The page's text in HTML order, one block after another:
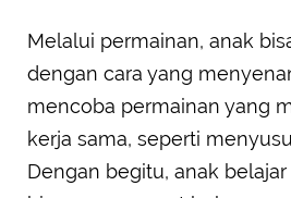
Melalui permainan, anak
dengan cara yang
mencoba permainan yang
kerja sama, seperti
Dengan begitu, anak